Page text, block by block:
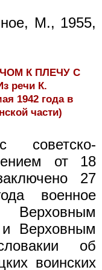
М., 1955,
К ПЛЕЧУ С
речи К.
1942 года в
части)
советско-
от 18
27
военное
Верховным
об
воинских